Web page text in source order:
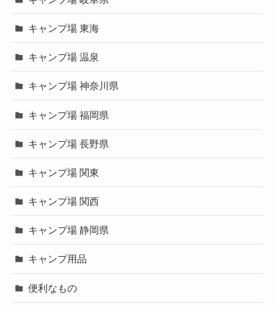
キャンプ場 東海
キャンプ場 温泉
キャンプ場 神奈川県
キャンプ場 福岡県
キャンプ場 長野県
キャンプ場 関東
キャンプ場 関西
キャンプ場 静岡県
キャンプ用品
便利なもの